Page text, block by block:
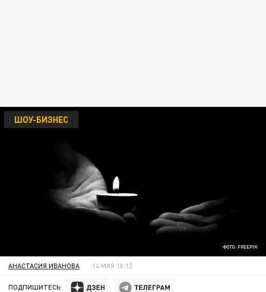
ФОТО: FREEPIK
ШОУ-БИЗНЕС
АНАСТАСИЯ ИВАНОВА 14 МАЯ 10:13
ПОДПИШИТЕСЬ: